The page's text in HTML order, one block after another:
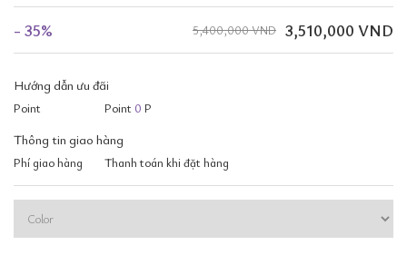
- 35% 3,510,000 VND
5,400,000 VND
Hướng dẫn ưu đãi
Point Point 0 P
Thông tin giao hàng
Phí giao hàng Thanh toán khi đặt hàng